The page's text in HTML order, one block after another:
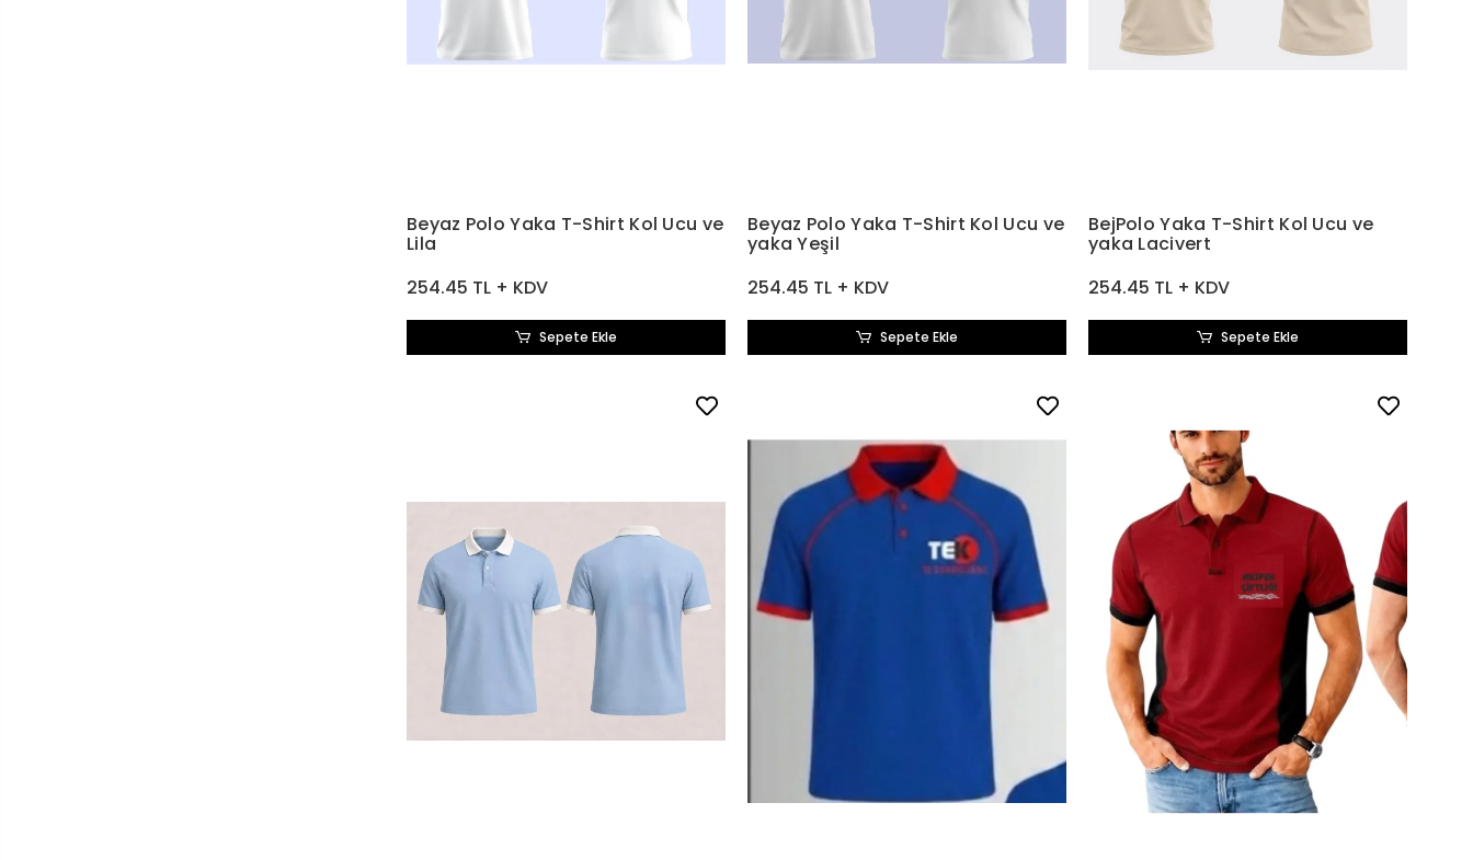
Beyaz Polo Yaka T-Shirt Kol Ucu ve
Lila
254.45 TL + KDV
Sepete Ekle
Beyaz Polo Yaka T-Shirt Kol Ucu ve
yaka Yeşil
254.45 TL + KDV
Sepete Ekle
BejPolo Yaka T-Shirt Kol Ucu ve
yaka Lacivert
254.45 TL + KDV
Sepete Ekle